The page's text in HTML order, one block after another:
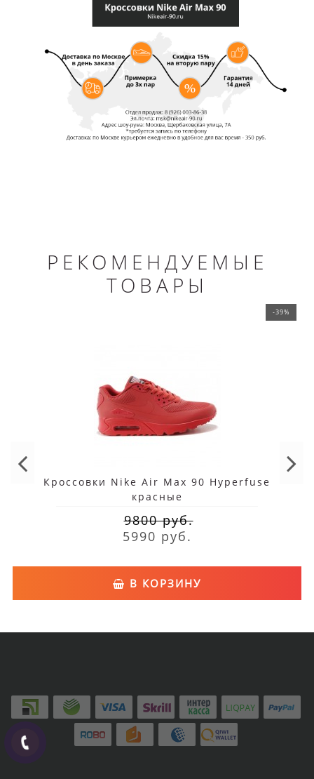
РЕКОМЕНДУЕМЫЕ
ТОВАРЫ
-39%
Кроссовки Nike Air Max 90 Hyperfuse
красные
9800 руб.
5990 руб.
В КОРЗИНУ